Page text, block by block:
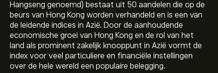
Hangseng genoemd) bestaat uit 50 aandelen die op de
beurs van Hong Kong worden verhandeld en is een van
de leidende indices in Azië. Door de aanhoudende
economische groei van Hong Kong en de rol van het
land als prominent zakelijk knooppunt in Azië vormt de
index voor veel particuliere en financiële instellingen
over de hele wereld een populaire belegging.